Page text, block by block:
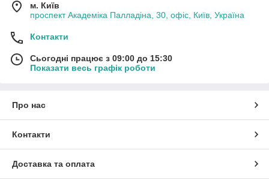
м. Київ
проспект Академіка Палладіна, 30, офіс, Київ, Україна
Контакти
Сьогодні працює з 09:00 до 15:30
Показати весь графік роботи
Про нас
Контакти
Доставка та оплата